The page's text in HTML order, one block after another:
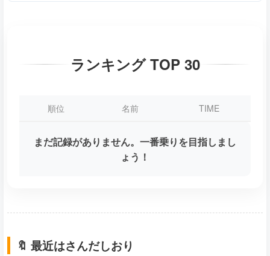
ランキング TOP 30
順位 名前 TIME
まだ記録がありません。一番乗りを目指しまし
ょう！
🔖 最近はさんだしおり